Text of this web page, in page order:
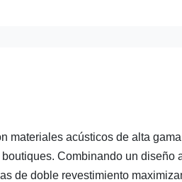
materiales acústicos de alta
Combinando un
de doble revestimiento